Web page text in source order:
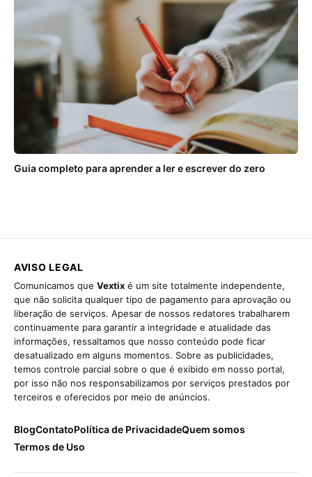
Guia completo para aprender a ler e escrever do zero
AVISO LEGAL
Comunicamos que Vextix é um site totalmente independente,
que não solicita qualquer tipo de pagamento para aprovação ou
liberação de serviços. Apesar de nossos redatores trabalharem
continuamente para garantir a integridade e atualidade das
informações, ressaltamos que nosso conteúdo pode ficar
desatualizado em alguns momentos. Sobre as publicidades,
temos controle parcial sobre o que é exibido em nosso portal,
por isso não nos responsabilizamos por serviços prestados por
terceiros e oferecidos por meio de anúncios.
BlogContatoPolítica de PrivacidadeQuem somos
Termos de Uso